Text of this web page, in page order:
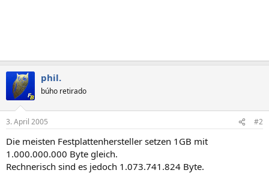
phil.
búho retirado
3. April 2005 #2
Die meisten Festplattenhersteller setzen 1GB mit
1.000.000.000 Byte gleich.
Rechnerisch sind es jedoch 1.073.741.824 Byte.